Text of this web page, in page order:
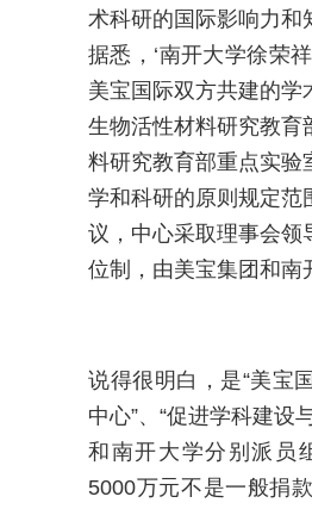
术科研的国际影响力和
据悉，‘南开大学徐荣
美宝国际双方共建的
生物活性材料研究教育
料研究教育部重点实验
学和科研的原则规定范
议，中心采取理事会领
位制，由美宝集团和南
说得很明白，是“美宝
中心”、“促进学科建设
和南开大学分别派员
5000万元不是一般捐